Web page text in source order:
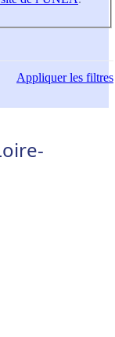
Appliquerles filtres